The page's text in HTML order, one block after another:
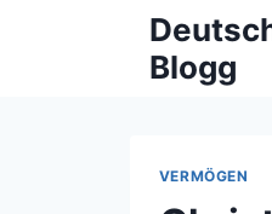
Blogg
VERMÖGEN